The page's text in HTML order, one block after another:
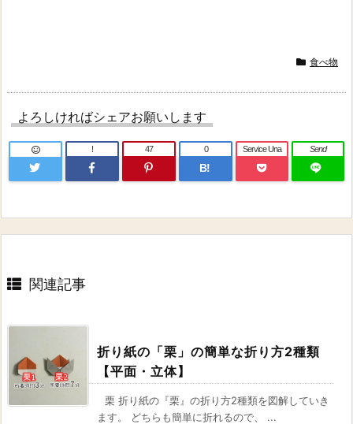
食べ物
よろしければシェアお願いします
! 47
B!
0 Service Una Send
関連記事
折り紙の「栗」の簡単な折り方2種類
【平面・立体】
栗 折り紙の『栗』の折り方2種類を図解していき
ます。 どちらも簡単に折れるので、 ...